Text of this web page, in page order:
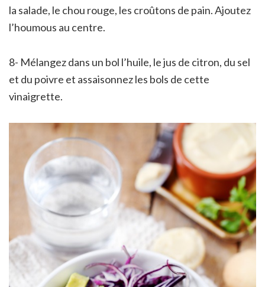
la salade, le chou rouge, les croûtons de pain. Ajoutez
l’houmous au centre.
8- Mélangez dans un bol l’huile, le jus de citron, du sel
et du poivre et assaisonnez les bols de cette
vinaigrette.